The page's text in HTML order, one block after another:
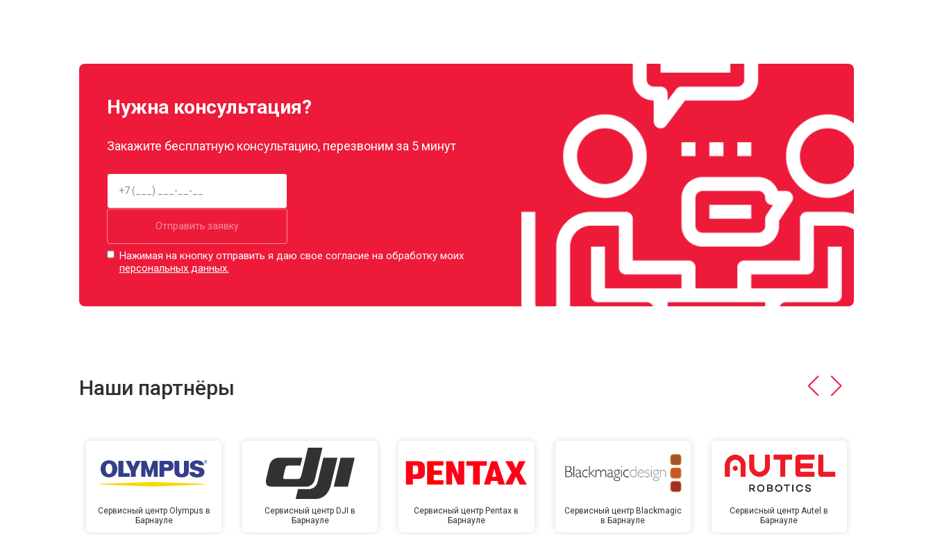
Нужна консультация?
Закажите бесплатную консультацию, перезвоним за 5 минут
Отправить заявку
Нажимая на кнопку отправить я даю свое согласие на обработку моих
персональных данных.
Наши партнёры
Сервисный центр Olympus в
Барнауле
Сервисный центр DJI в
Барнауле
Сервисный центр Pentax в
Барнауле
Сервисный центр Blackmagic
в Барнауле
Сервисный центр Autel в
Барнауле